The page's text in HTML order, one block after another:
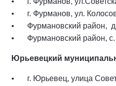
г. Фурманов, ул.
Фурмановский район,
Фурмановский район,
Юрьевецкий
г. Юрьевец, улица